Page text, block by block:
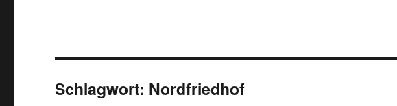
Schlagwort: Nordfriedhof